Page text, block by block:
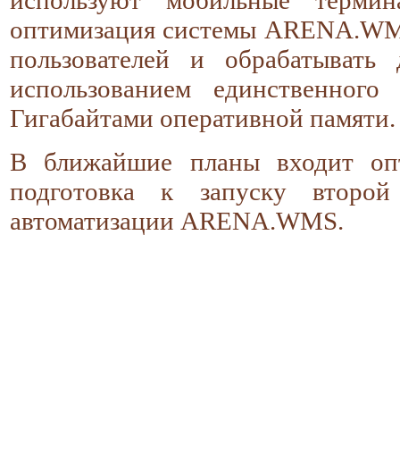
оптимизация системы
пользователей и
использованием
Гигабайтами оперативной памяти.
В ближайшие планы входит
подготовка к запуску
автоматизации ARENA.WMS.